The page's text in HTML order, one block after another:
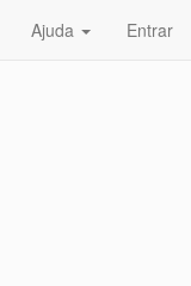
Ajuda Entrar